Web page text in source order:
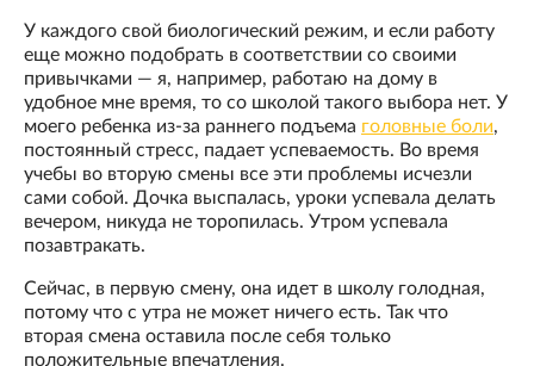
У каждого свой биологический режим, и если работу
еще можно подобрать в соответствии со своими
привычками — я, например, работаю на дому в
удобное мне время, то со школой такого выбора нет. У
моего ребенка из-за раннего подъема головные боли,
постоянный стресс, падает успеваемость. Во время
учебы во вторую смены все эти проблемы исчезли
сами собой. Дочка выспалась, уроки успевала делать
вечером, никуда не торопилась. Утром успевала
позавтракать.
Сейчас, в первую смену, она идет в школу голодная,
потому что с утра не может ничего есть. Так что
вторая смена оставила после себя только
положительные впечатления.